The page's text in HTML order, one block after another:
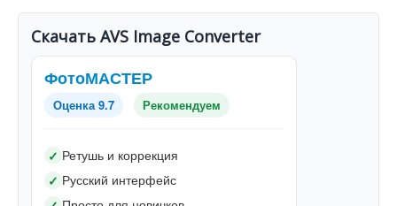
Скачать AVS Image Converter
ФотоМАСТЕР
Оценка 9.7 Рекомендуем
✓ Ретушь и коррекция
✓ Русский интерфейс